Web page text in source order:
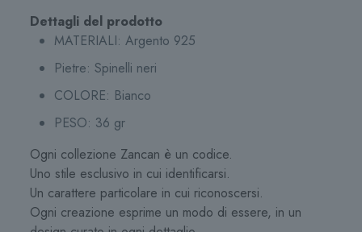
Dettagli del prodotto
MATERIALI: Argento 925
Pietre: Spinelli neri
COLORE: Bianco
PESO: 36 gr
Ogni collezione Zancan è un codice.
Uno stile esclusivo in cui identificarsi.
Un carattere particolare in cui riconoscersi.
Ogni creazione esprime un modo di essere, in un